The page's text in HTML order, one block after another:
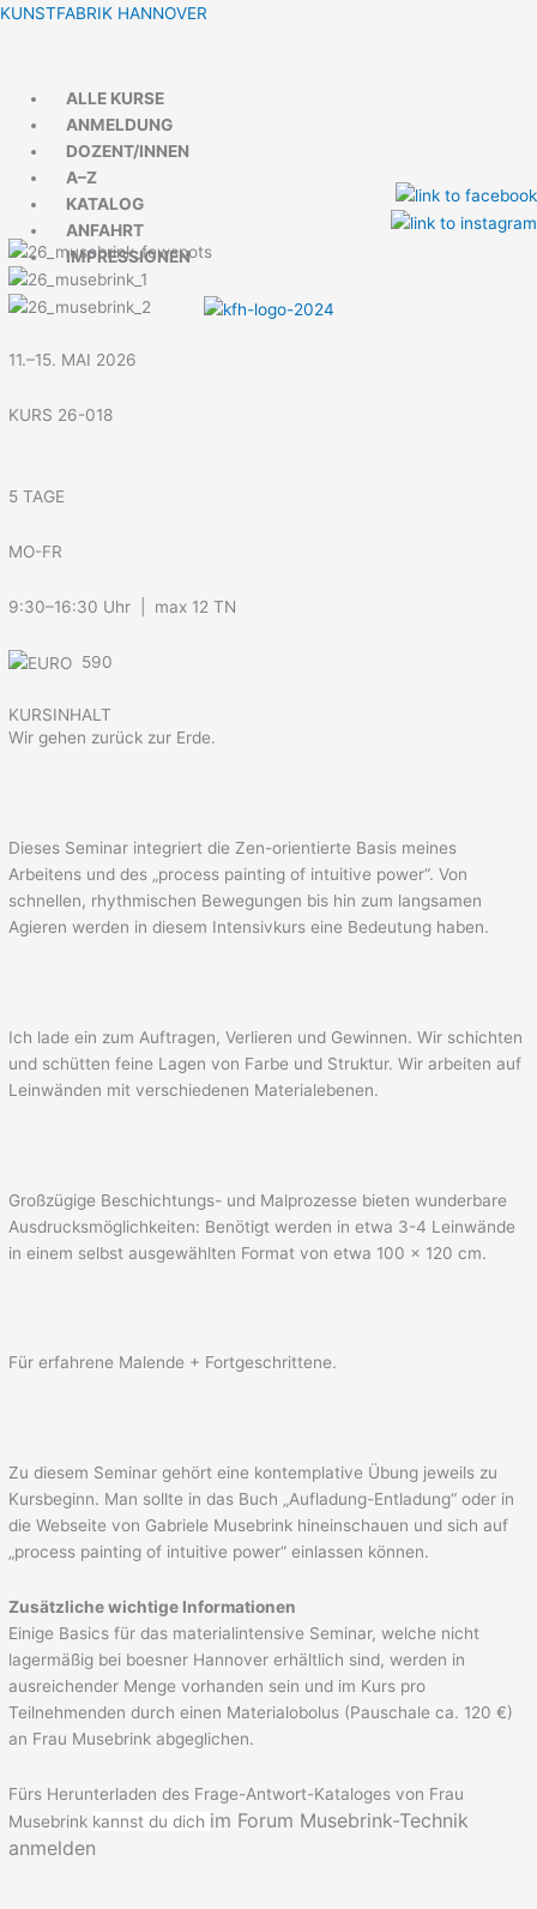
Zum
KUNSTFABRIK HANNOVER
Menü
ALLE KURSE
ANMELDUNG
DOZENT/INNEN
A–Z
KATALOG
ANFAHRT
IMPRESSIONEN
11.–15. MAI 2026
KURS 26-018
5 TAGE
MO-FR
9:30–16:30 Uhr | max 12 TN
590
KURSINHALT
Wir gehen zurück zur Erde.
Dieses Seminar integriert die Zen-orientierte Basis meines
Arbeitens und des „process painting of intuitive power“. Von
schnellen, rhythmischen Bewegungen bis hin zum langsamen
Agieren werden in diesem Intensivkurs eine Bedeutung haben.
Ich lade ein zum Auftragen, Verlieren und Gewinnen. Wir schichten
und schütten feine Lagen von Farbe und Struktur. Wir arbeiten auf
Leinwänden mit verschiedenen Materialebenen.
Großzügige Beschichtungs- und Malprozesse bieten wunderbare
Ausdrucksmöglichkeiten: Benötigt werden in etwa 3-4 Leinwände
in einem selbst ausgewählten Format von etwa 100 x 120 cm.
Für erfahrene Malende + Fortgeschrittene.
Zu diesem Seminar gehört eine kontemplative Übung jeweils zu
Kursbeginn. Man sollte in das Buch „Aufladung-Entladung“ oder in
die Webseite von Gabriele Musebrink hineinschauen und sich auf
„process painting of intuitive power“ einlassen können.
Zusätzliche wichtige Informationen
Einige Basics für das materialintensive Seminar, welche nicht
lagermäßig bei boesner Hannover erhältlich sind, werden in
ausreichender Menge vorhanden sein und im Kurs pro
Teilnehmenden durch einen Materialobolus (Pauschale ca. 120 €)
an Frau Musebrink abgeglichen.
Fürs Herunterladen des Frage-Antwort-Kataloges von Frau
Musebrink kannst du dich im Forum Musebrink-Technik
anmelden
Menü